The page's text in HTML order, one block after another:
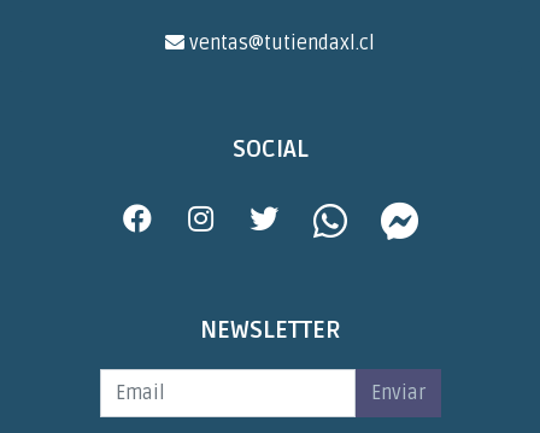
ventas@tutiendaxl.cl
SOCIAL
NEWSLETTER
Enviar